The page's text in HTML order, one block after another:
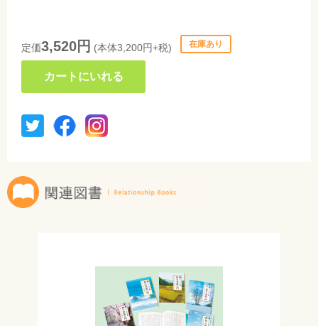
定価3,520円 (本体3,200円+税) 在庫あり
カートにいれる